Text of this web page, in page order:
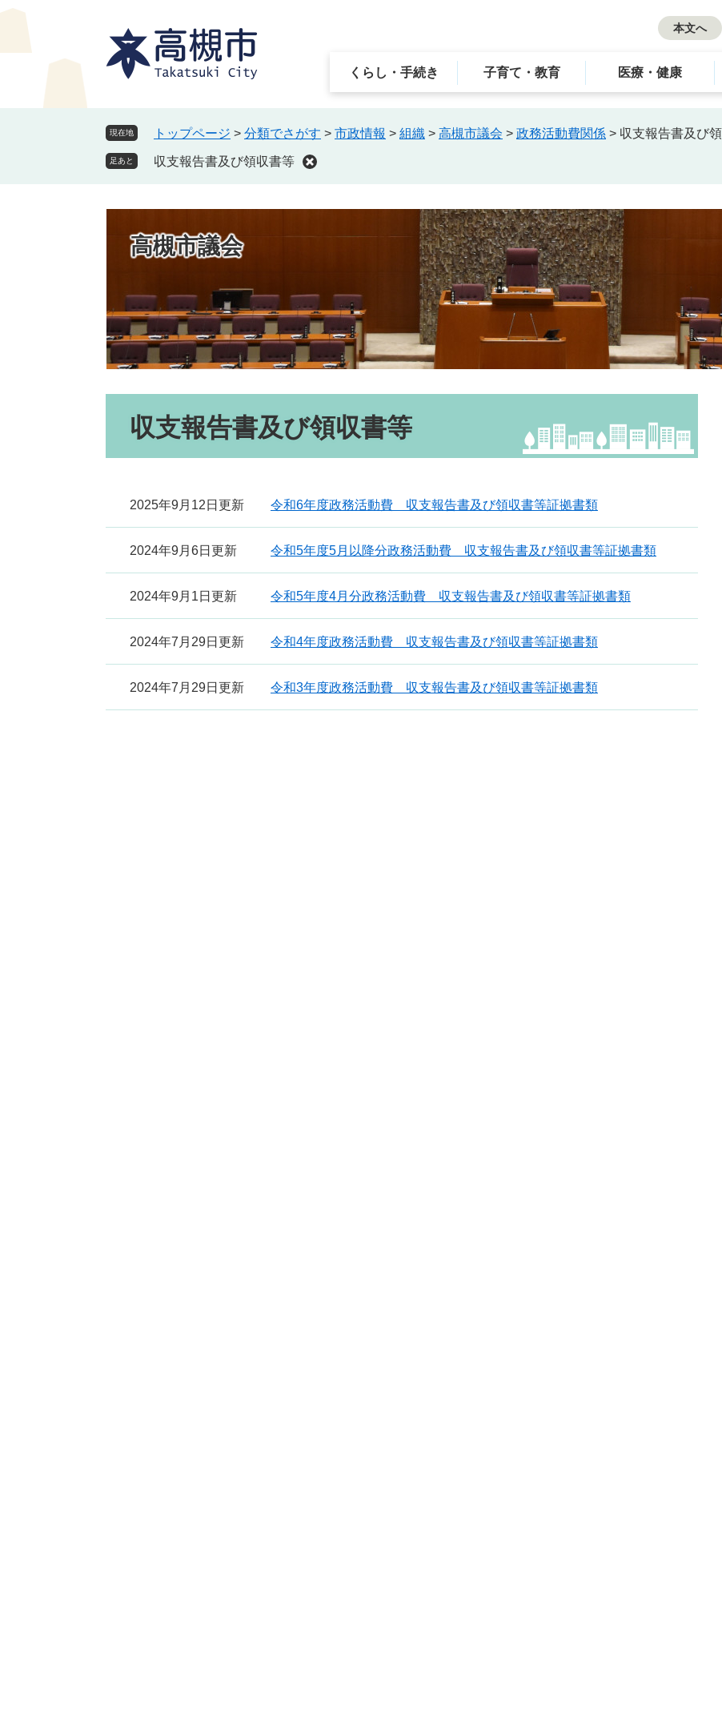
ペ
メ
本文へ
くらし・手続き 子育て・教育 医療・健康
現在地 トップページ > 分類でさがす > 市政情報 > 組織 > 高槻市議会 > 政務活動費関係 > 収支報告書及び
足あと 収支報告書及び領収書等
高槻市議会
収支報告書及び領収書等
2025年9月12日更新 令和6年度政務活動費 収支報告書及び領収書等証拠書類
2024年9月6日更新 令和5年度5月以降分政務活動費 収支報告書及び領収書等証拠書類
2024年9月1日更新 令和5年度4月分政務活動費 収支報告書及び領収書等証拠書類
2024年7月29日更新 令和4年度政務活動費 収支報告書及び領収書等証拠書類
2024年7月29日更新 令和3年度政務活動費 収支報告書及び領収書等証拠書類